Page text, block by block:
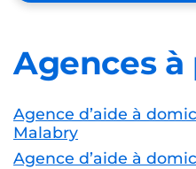
Agences
Agence d’aide à
Malabry
Agence d’aide à